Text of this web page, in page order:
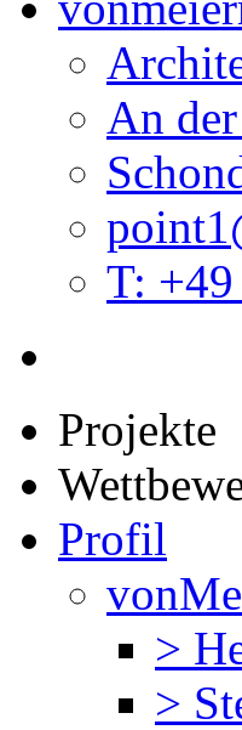
An
T:
Projekte
Profil
>
>